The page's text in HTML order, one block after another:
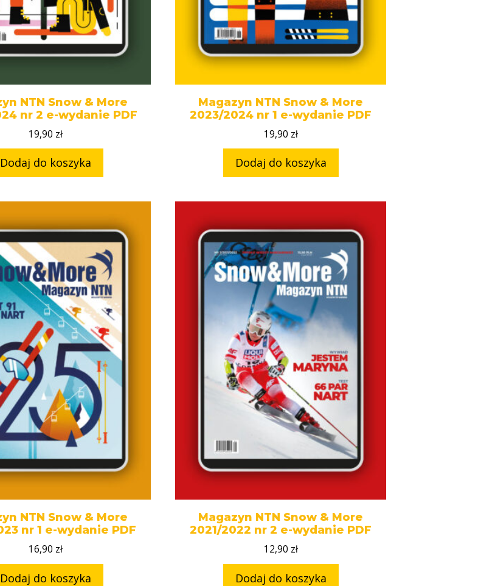
NTN Snow & More
nr 2 e-wydanie PDF
19,90 zł
Dodaj do koszyka
Magazyn NTN Snow & More
2023/2024 nr 1 e-wydanie PDF
19,90 zł
Dodaj do koszyka
NTN Snow & More
nr 1 e-wydanie PDF
16,90 zł
Dodaj do koszyka
Magazyn NTN Snow & More
2021/2022 nr 2 e-wydanie PDF
12,90 zł
Dodaj do koszyka